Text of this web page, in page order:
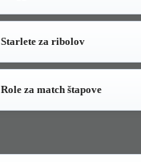
Starlete za ribolov
Role za match štapove